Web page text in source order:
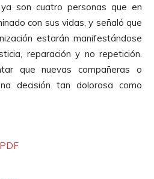
son cuatro personas que en
con sus vidas, y señaló que
estarán manifestándose
reparación y no repetición.
que nuevas compañeras o
decisión tan dolorosa como